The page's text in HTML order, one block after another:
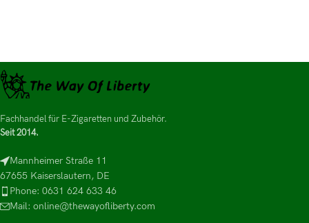
Fachhandel für E-Zigaretten und Zubehör.
Seit 2014.
Mannheimer Straße 11
67655 Kaiserslautern, DE
Phone: 0631 624 633 46
Mail: online@thewayofliberty.com